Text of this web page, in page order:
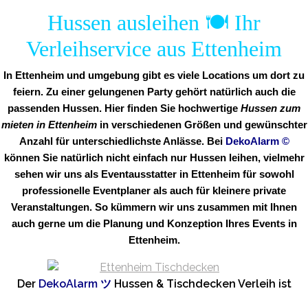
Hussen ausleihen 🍽️ Ihr
Verleihservice aus Ettenheim
In Ettenheim und umgebung gibt es viele Locations um dort zu
feiern. Zu einer gelungenen Party gehört natürlich auch die
passenden Hussen. Hier finden Sie hochwertige Hussen zum
mieten in Ettenheimin verschiedenen Größen und gewünschter
Anzahl für unterschiedlichste Anlässe. Bei DekoAlarm ©
können Sie natürlich nicht einfach nur Hussen leihen, vielmehr
sehen wir uns als Eventausstatter in Ettenheim für sowohl
professionelle Eventplaner als auch für kleinere private
Veranstaltungen. So kümmern wir uns zusammen mit Ihnen
auch gerne um die Planung und Konzeption Ihres Events in
Ettenheim.
Der DekoAlarm ツ Hussen & Tischdecken Verleih ist